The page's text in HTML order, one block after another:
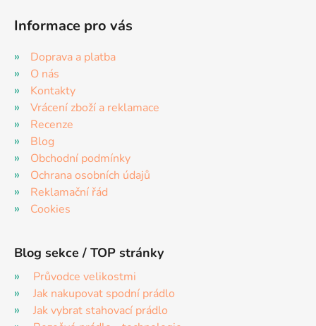
Informace pro vás
Doprava a platba
O nás
Kontakty
Vrácení zboží a reklamace
Recenze
Blog
Obchodní podmínky
Ochrana osobních údajů
Reklamační řád
Cookies
Blog sekce / TOP stránky
Průvodce velikostmi
Jak nakupovat spodní prádlo
Jak vybrat stahovací prádlo